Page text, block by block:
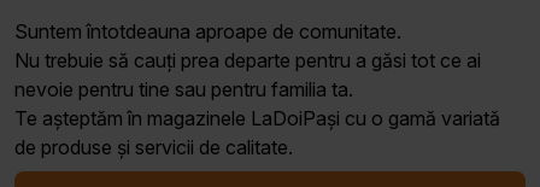
Suntem întotdeauna aproape de comunitate.
Nu trebuie să cauți prea departe pentru a găsi tot ce ai
nevoie pentru tine sau pentru familia ta.
Te așteptăm în magazinele LaDoiPași cu o gamă variată
de produse și servicii de calitate.